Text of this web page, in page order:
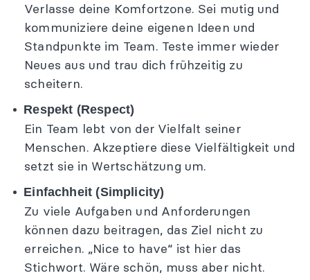
Verlasse deine Komfortzone. Sei mutig und
kommuniziere deine eigenen Ideen und
Standpunkte im Team. Teste immer wieder
Neues aus und trau dich frühzeitig zu
scheitern.
Respekt (Respect)
Ein Team lebt von der Vielfalt seiner
Menschen. Akzeptiere diese Vielfältigkeit und
setzt sie in Wertschätzung um.
Einfachheit (Simplicity)
Zu viele Aufgaben und Anforderungen
können dazu beitragen, das Ziel nicht zu
erreichen. „Nice to have“ ist hier das
Stichwort. Wäre schön, muss aber nicht.